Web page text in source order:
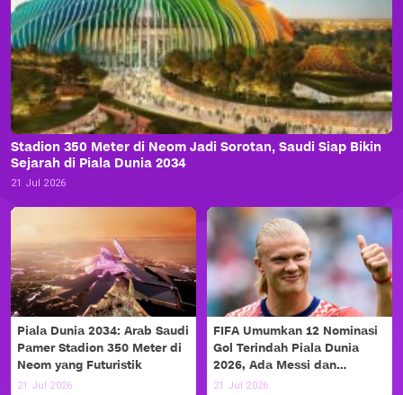
Stadion 350 Meter di Neom Jadi Sorotan, Saudi Siap Bikin
Sejarah di Piala Dunia 2034
21 Jul 2026
Piala Dunia 2034: Arab Saudi
Pamer Stadion 350 Meter di
Neom yang Futuristik
21 Jul 2026
FIFA Umumkan 12 Nominasi
Gol Terindah Piala Dunia
2026, Ada Messi dan
Haaland!
21 Jul 2026